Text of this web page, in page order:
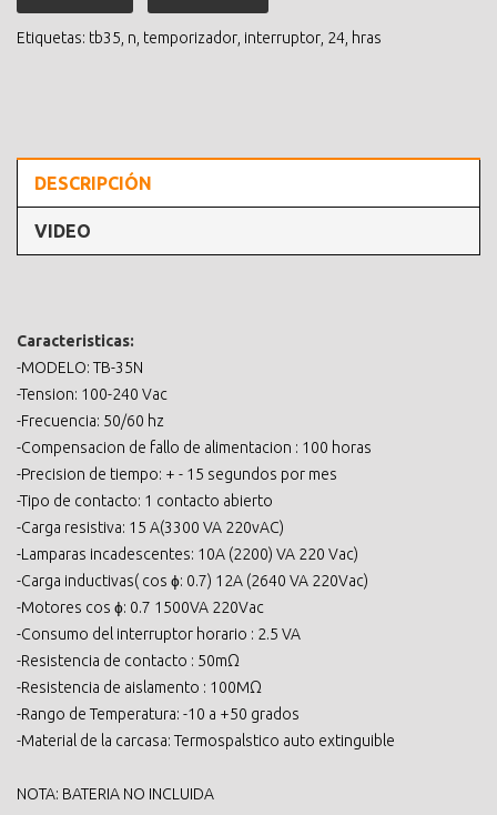
Etiquetas: tb35 n temporizador interruptor 24 hras
DESCRIPCIÓN
VIDEO
Caracteristicas:
-MODELO: TB-35N
-Tension: 100-240 Vac
-Frecuencia: 50/60 hz
-Compensacion de fallo de alimentacion : 100 horas
-Precision de tiempo: + - 15 segundos por mes
-Tipo de contacto: 1 contacto abierto
-Carga resistiva: 15 A(3300 VA 220vAC)
-Lamparas incadescentes: 10A (2200) VA 220 Vac)
-Carga inductivas( cos ɸ: 0.7) 12A (2640 VA 220Vac)
-Motores cos ɸ: 0.7 1500VA 220Vac
-Consumo del interruptor horario : 2.5 VA
-Resistencia de contacto : 50mΩ
-Resistencia de aislamento : 100MΩ
-Rango de Temperatura: -10 a +50 grados
-Material de la carcasa: Termospalstico auto extinguible
NOTA: BATERIA NO INCLUIDA